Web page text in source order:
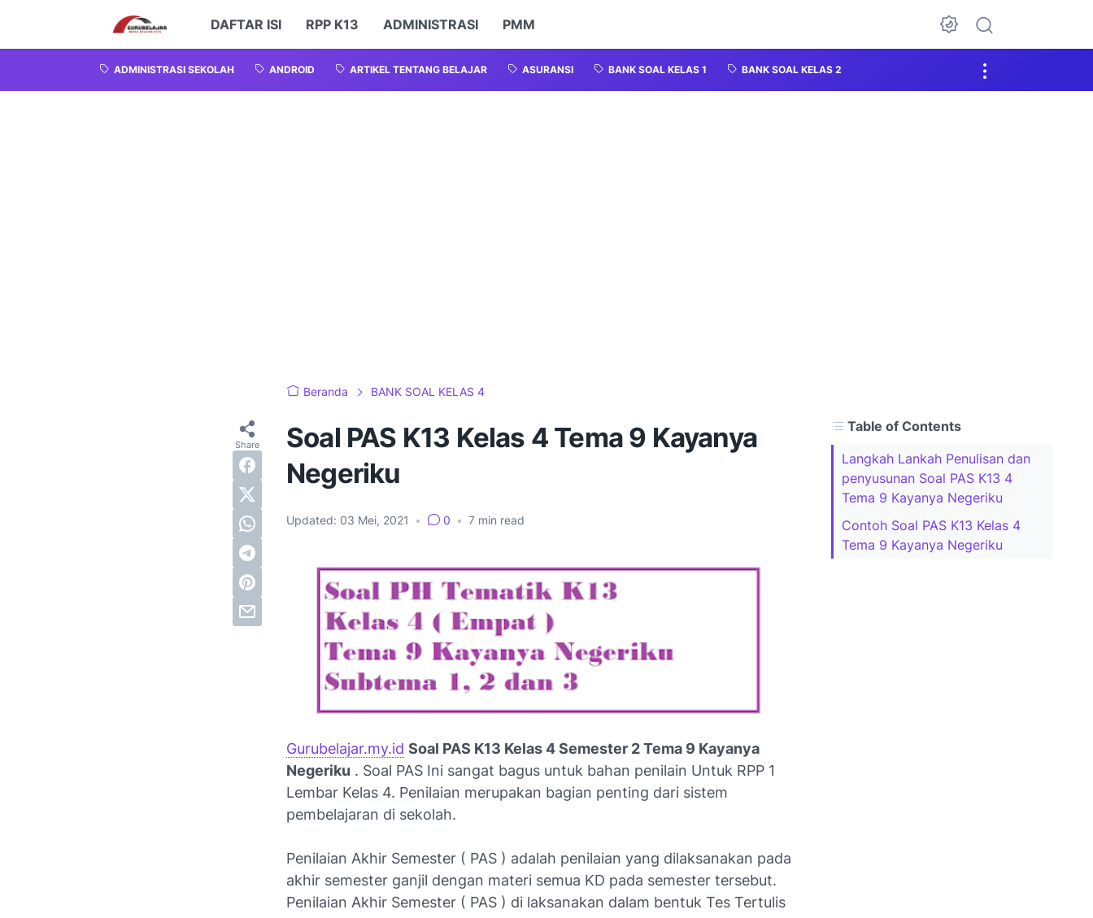
DAFTAR ISI RPP K13 ADMINISTRASI PMM
ADMINISTRASI SEKOLAH ANDROID ARTIKEL TENTANG BELAJAR ASURANSI BANK SOAL KELAS 1 BANK SOAL KELAS 2
Beranda BANK SOAL KELAS 4
Soal PAS K13 Kelas 4 Tema 9 Kayanya
Negeriku
Updated: 03 Mei, 2021 • 0 • 7 min read
Table of Contents
Langkah Lankah Penulisan dan
penyusunan Soal PAS K13 4
Tema 9 Kayanya Negeriku
Contoh Soal PAS K13 Kelas 4
Tema 9 Kayanya Negeriku
Gurubelajar.my.id Soal PAS K13 Kelas 4 Semester 2 Tema 9 Kayanya
Negeriku . Soal PAS Ini sangat bagus untuk bahan penilain Untuk RPP 1
Lembar Kelas 4. Penilaian merupakan bagian penting dari sistem
pembelajaran di sekolah.
Penilaian Akhir Semester ( PAS ) adalah penilaian yang dilaksa­nakan pada
akhir semester ganjil dengan materi semua KD pada semester tersebut.
Penilaian Akhir Semester ( PAS ) di laksanakan dalam bentuk Tes Tertulis